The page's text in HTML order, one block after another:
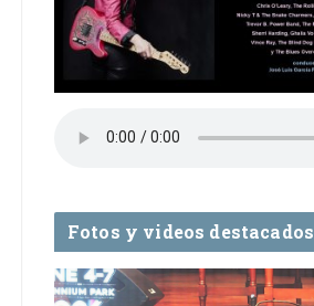
Fotos y videos destacados